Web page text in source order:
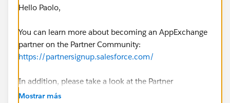
Hello Paolo,
You can learn more about becoming an AppExchange
partner on the Partner Community:
https://partnersignup.salesforce.com/
In addition, please take a look at the Partner
Community for App Vendors for more information: ​
Mostrar más